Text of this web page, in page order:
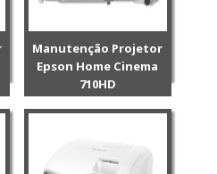
Manutenção Projetor
Epson Home Cinema
710HD